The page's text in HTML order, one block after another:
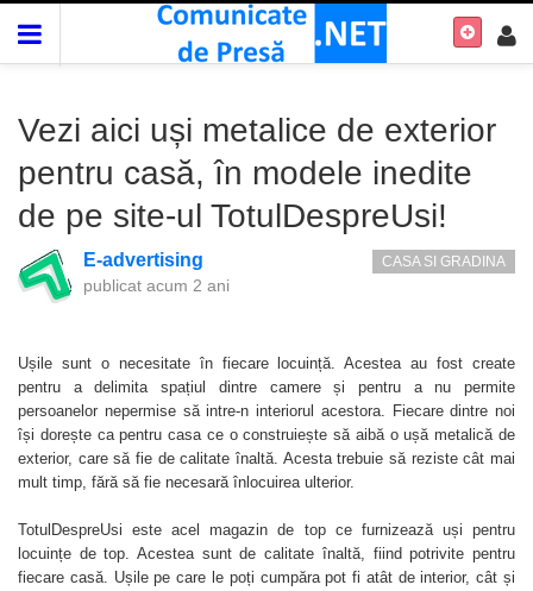
Vezi aici uși metalice de exterior
pentru casă, în modele inedite
de pe site-ul TotulDespreUsi!
E-advertising
publicat acum 2 ani
CASA SI GRADINA
Ușile sunt o necesitate în fiecare locuință. Acestea au fost create
pentru a delimita spațiul dintre camere și pentru a nu permite
persoanelor nepermise să intre-n interiorul acestora. Fiecare dintre noi
își dorește ca pentru casa ce o construiește să aibă o ușă metalică de
exterior, care să fie de calitate înaltă. Acesta trebuie să reziste cât mai
mult timp, fără să fie necesară înlocuirea ulterior.
TotulDespreUsi este acel magazin de top ce furnizează uși pentru
locuințe de top. Acestea sunt de calitate înaltă, fiind potrivite pentru
fiecare casă. Ușile pe care le poți cumpăra pot fi atât de interior, cât și